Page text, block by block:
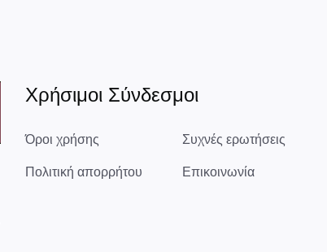
Χρήσιμοι Σύνδεσμοι
Όροι χρήσης
Πολιτική απορρήτου
Συχνές ερωτήσεις
Επικοινωνία